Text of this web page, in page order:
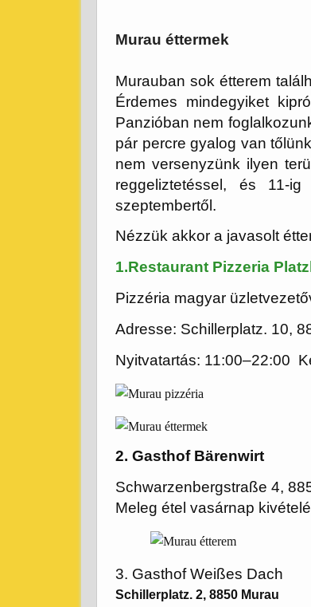
Murau éttermek
Murauban sok étterem
Érdemes mindegyiket
Panzióban nem
pár percre gyalog van
nem versenyzünk ilyen
reggeliztetéssel, és 11-
szeptembertől.
Nézzük akkor a javasolt
1.Restaurant Pizzeria
Pizzéria magyar
Adresse: Schillerplatz. 10,
Nyitvatartás: 11:00–22:00
2. Gasthof Bärenwirt
Schwarzenbergstraße 4,
Meleg étel vasárnap
3. Gasthof Weißes Dach
Schillerplatz. 2, 8850 Murau